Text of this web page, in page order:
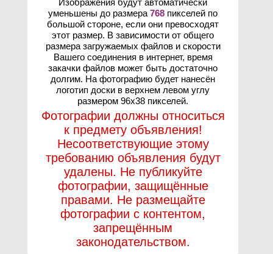
Изображения будут автоматически
уменьшены до размера 768 пикселей по
большой стороне, если они превосходят
этот размер. В зависимости от общего
размера загружаемых файлов и скорости
Вашего соединения в интернет, время
закачки файлов может быть достаточно
долгим. На фотографию будет нанесён
логотип доски в верхнем левом углу
размером 96х38 пикселей.
Фотографии должны относиться
к предмету объявления!
Несоответствующие этому
требованию объявления будут
удалены. Не публикуйте
фотографии, защищённые
правами. Не размещайте
фотографии с контентом,
запрещённым
законодательством.